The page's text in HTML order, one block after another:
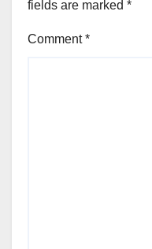
fields are marked *
Comment*